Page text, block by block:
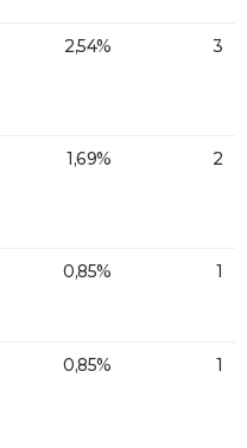
2,54% 3
1,69% 2
0,85% 1
0,85% 1